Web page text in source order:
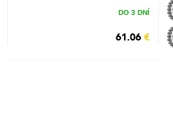
DO 3 DNÍ
61.06 €